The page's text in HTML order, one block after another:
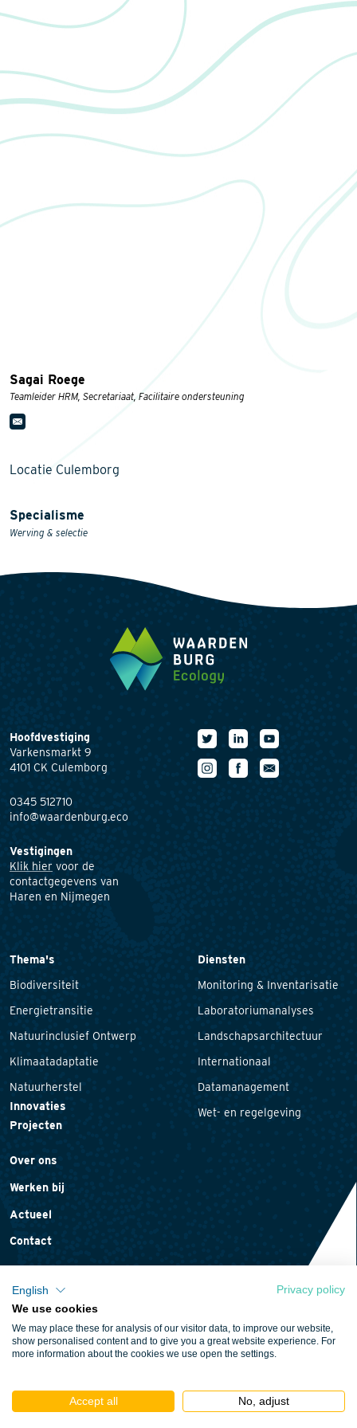
Sagai Roege
Teamleider HRM, Secretariaat, Facilitaire ondersteuning
Locatie Culemborg
Specialisme
Werving & selectie
Hoofdvestiging
Varkensmarkt 9
4101 CK Culemborg
0345 512710
info@waardenburg.eco
Vestigingen
Klik hier voor de
contactgegevens van
Haren en Nijmegen
Thema's
Biodiversiteit
Energietransitie
Natuurinclusief Ontwerp
Klimaatadaptatie
Natuurherstel
Innovaties
Projecten
Diensten
Monitoring & Inventarisatie
Laboratoriumanalyses
Landschapsarchitectuur
Internationaal
Datamanagement
Wet- en regelgeving
Over ons
Werken bij
Actueel
Contact
Cookieverklaring
Algemene voorwaarden
English
Privacy policy
We use cookies
We may place these for analysis of our visitor data, to improve our website,
show personalised content and to give you a great website experience. For
more information about the cookies we use open the settings.
Accept all No, adjust